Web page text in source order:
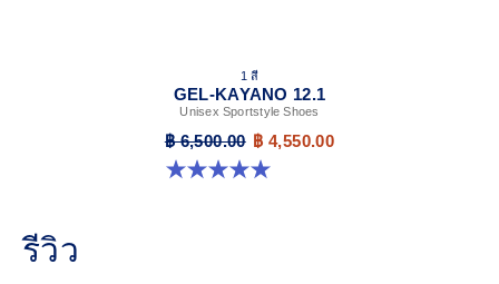
1 สี
GEL-KAYANO 12.1
Unisex Sportstyle Shoes
฿ 6,500.00 ฿ 4,550.00
5.0 จาก 5 ดาว 6 รีวิว